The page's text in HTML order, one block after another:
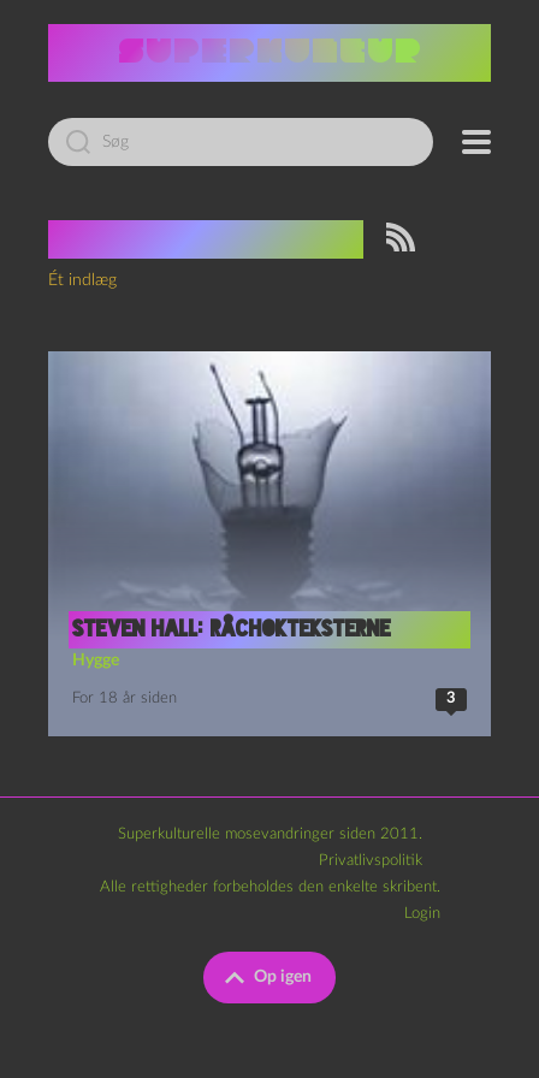
Led
efter:
Ét indlæg
Steven Hall: Råchokteksterne
Hygge
For 18 år siden 3
Superkulturelle mosevandringer siden 2011.
Privatlivspolitik
Op igen
Alle rettigheder forbeholdes den enkelte skribent.
Login